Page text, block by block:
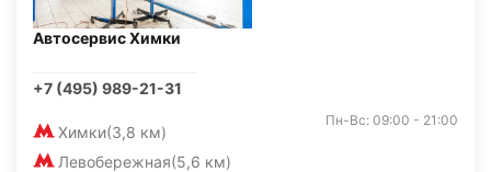
Автосервис Химки
+7 (495) 989-21-31
Химки(3,8 км)
Левобережная(5,6 км)
Пн-Вс: 09:00 - 21:00